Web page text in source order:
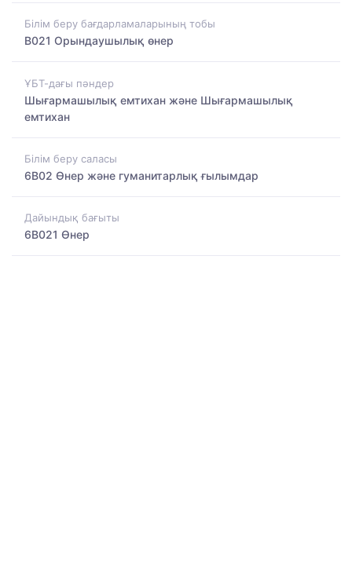
Білім беру бағдарламаларының тобы
B021 Орындаушылық өнер
ҰБТ-дағы пәндер
Шығармашылық емтихан және Шығармашылық
емтихан
Білім беру саласы
6B02 Өнер және гуманитарлық ғылымдар
Дайындық бағыты
6B021 Өнер